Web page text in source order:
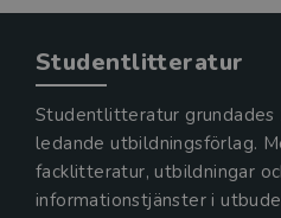
Studentlitteratur
Studentlitteratur grundades
ledande utbildningsförlag.
facklitteratur, utbildningar
informationstjänster i